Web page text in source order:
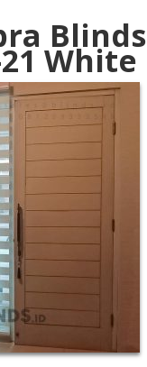
Blinds
White